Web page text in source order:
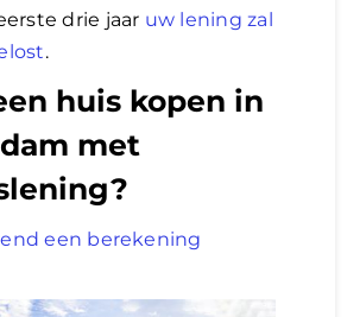
drie jaar uw lening zal
.
huis kopen in
met
een berekening